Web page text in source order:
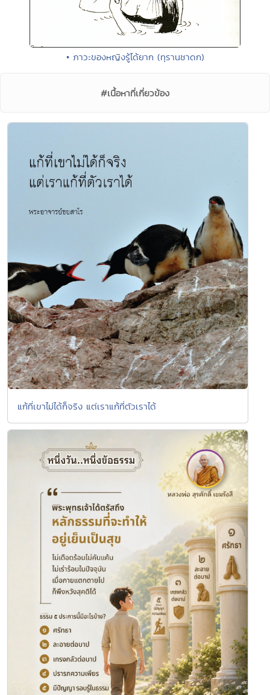
• ภาวะของหญิงรู้ได้ยาก (ทุรานชาดก)
#เนื้อหาที่เกี่ยวข้อง
แก้ที่เขาไม่ได้ก็จริง แต่เราแก้ที่ตัวเราได้